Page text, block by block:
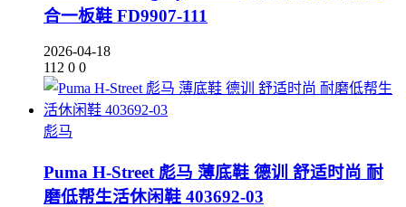
合一板鞋 FD9907-111
2026-04-18
112 0 0
彪马
Puma H-Street 彪马 薄底鞋 德训 舒适时尚 耐
磨低帮生活休闲鞋 403692-03